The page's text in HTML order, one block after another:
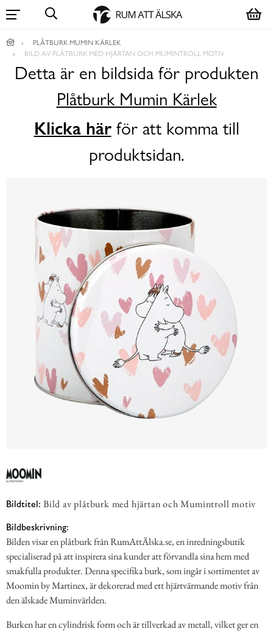
PLÅTBURK MUMIN KÄRLEK
BILD AV PLÅTBURK MED HJÄRTAN OCH MUMINTROLL MOTIV
Detta är en bildsida för produkten
Plåtburk Mumin Kärlek
Klicka härför att komma till
produktsidan.
Bildtitel: Bild av plåtburk med hjärtan och Mumintroll motiv
Bildbeskrivning:
Bilden visar en plåtburk från RumAttÄlska.se, en inredningsbutik
specialiserad på att inspirera sina kunder att förvandla sina hem med
smakfulla produkter. Denna specifika burk, som ingår i sortimentet av
Moomin by Martinex, är dekorerad med ett hjärtvärmande motiv från
den älskade Muminvärlden.
Burken har en cylindrisk form och är tillverkad av metall, vilket ger en